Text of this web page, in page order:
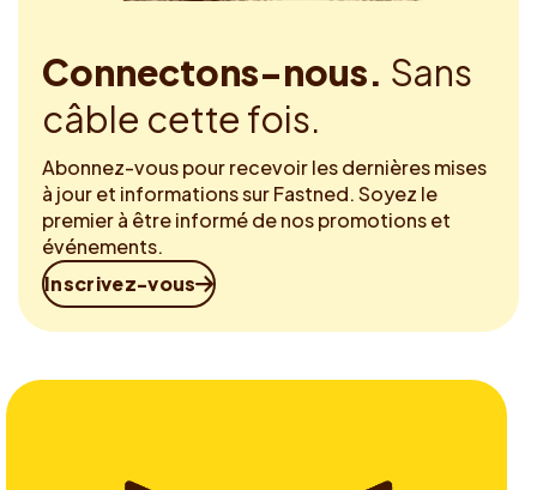
Connectons-nous. Sans
câble cette fois.
Abonnez-vous pour recevoir les dernières mises
à jour et informations sur Fastned. Soyez le
premier à être informé de nos promotions et
événements.
Inscrivez-vous